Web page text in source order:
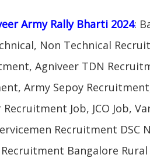
Army Rally Bharti 2024:
Non Technical
Agniveer TDN
Army Sepoy
Job, JCO Job,
Recruitment DSC
Bangalore Rural